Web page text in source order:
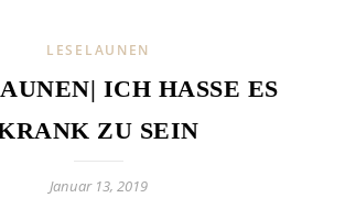
LESELAUNEN
ICH HASSE ES
ZU SEIN
Januar 13, 2019